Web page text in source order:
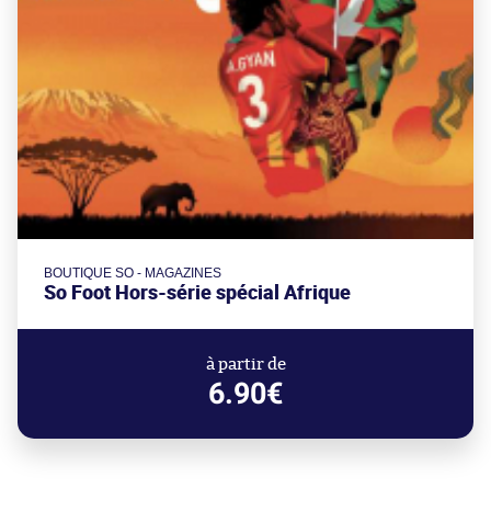
BOUTIQUE SO - MAGAZINES
So Foot Hors-série spécial Afrique
à partir de
6.90€